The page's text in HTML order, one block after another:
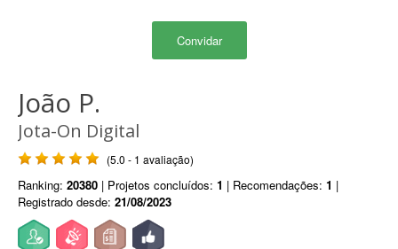
Convidar
João P.
Jota-On Digital
(5.0 - 1 avaliação)
Ranking: 20380 | Projetos concluídos: 1 | Recomendações: 1 |
Registrado desde: 21/08/2023